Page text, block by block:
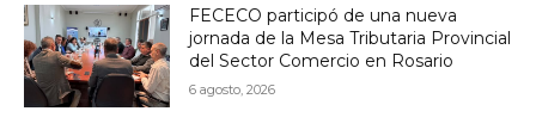
FECECO participó de una nueva
jornada de la Mesa Tributaria Provincial
del Sector Comercio en Rosario
6 agosto, 2026